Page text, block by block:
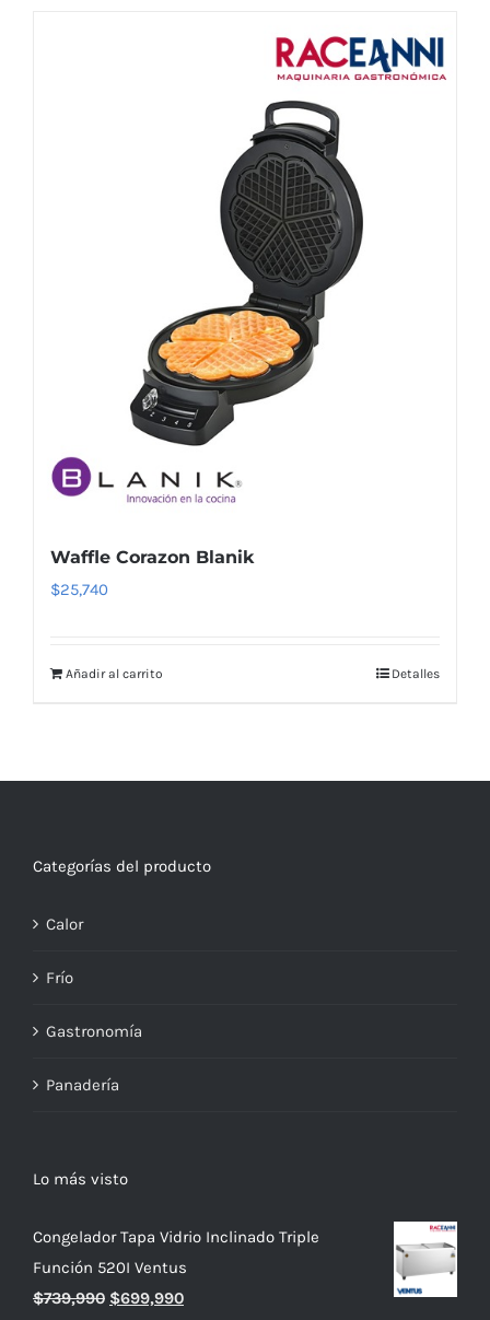
Waffle Corazon Blanik
$25,740
Añadir al carrito Detalles
Categorías del producto
Calor
Frío
Gastronomía
Panadería
Lo más visto
Congelador Tapa Vidrio Inclinado Triple
Función 520I Ventus
$739,990 El
$699,990El